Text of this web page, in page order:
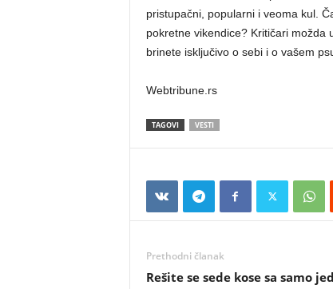
pristupačni, popularni i veoma kul.
pokretne vikendice? Kritičari možda
brinete isključivo o sebi i o vašem
Webtribune.rs
TAGOVI VESTI
Prethodni članak
Rešite se sede kose sa samo